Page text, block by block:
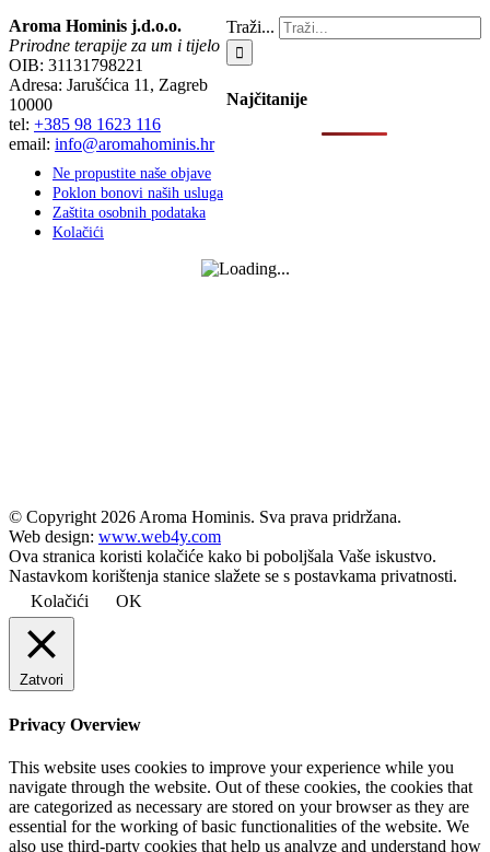
Traži...
Najčitanije
Aroma Hominis j.d.o.o.
Prirodne terapije za um i tijelo
OIB: 31131798221
Adresa: Jarušćica 11, Zagreb
10000
tel: +385 98 1623 116
email: info@aromahominis.hr
Ne propustite naše objave
Poklon bonovi naših usluga
Zaštita osobnih podataka
Kolačići
© Copyright2026 Aroma Hominis. Sva prava pridržana.
Web design: www.web4y.com
Ova stranica koristi kolačiće kako bi poboljšala Vaše iskustvo.
Nastavkom korištenja stanice slažete se s postavkama privatnosti.
Kolačići
OK
Zatvori
Privacy Overview
This website uses cookies to improve your experience while you
navigate through the website. Out of these cookies, the cookies that
are categorized as necessary are stored on your browser as they are
essential for the working of basic functionalities of the website. We
also use third-party cookies that help us analyze and understand how